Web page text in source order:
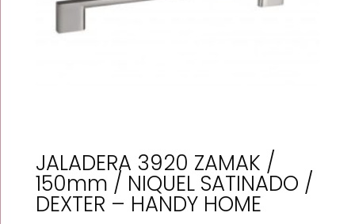
JALADERA 3920 ZAMAK /
150mm / NIQUEL SATINADO /
DEXTER – HANDY HOME